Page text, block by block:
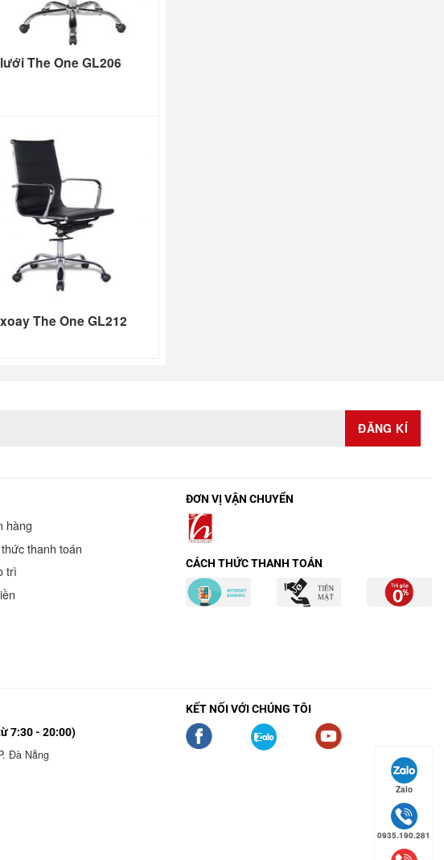
The One GL206
The One GL212
hàng
thanh toán
trì
ĐƠN VỊ VẬN CHUYỂN
CÁCH THỨC THANH TOÁN
7:30 - 20:00)
Đà Nẵng
KẾT NỐI VỚI CHÚNG TÔI
Zalo
0935.190.281